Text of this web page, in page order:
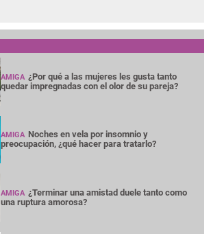
AMIGA ¿Por qué a las mujeres les gusta tanto
quedar impregnadas con el olor de su pareja?
AMIGA Noches en vela por insomnio y
preocupación, ¿qué hacer para tratarlo?
AMIGA ¿Terminar una amistad duele tanto como
una ruptura amorosa?